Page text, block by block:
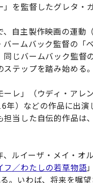
を監督したグレタ・
自主製作映画の運動
ームバック監督の
同じバームバック監
テップを踏み始める。
レ」（ウディ・アレ
年）などの作品に出
当した自伝的作品
ルイーザ・メイ・オ
フ／わたしの若草物語
。いわば、将来を嘱